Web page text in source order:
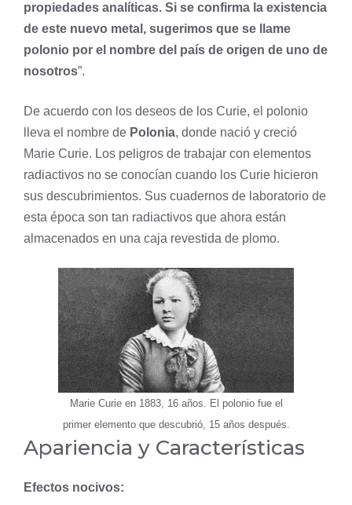
propiedades analíticas. Si se confirma la existencia
de este nuevo metal, sugerimos que se llame
polonio por el nombre del país de origen de uno de
nosotros”.
De acuerdo con los deseos de los Curie, el polonio
lleva el nombre de Polonia, donde nació y creció
Marie Curie. Los peligros de trabajar con elementos
radiactivos no se conocían cuando los Curie hicieron
sus descubrimientos. Sus cuadernos de laboratorio de
esta época son tan radiactivos que ahora están
almacenados en una caja revestida de plomo.
Marie Curie en 1883, 16 años. El polonio fue el
primer elemento que descubrió, 15 años después.
Apariencia y Características
Efectos nocivos: